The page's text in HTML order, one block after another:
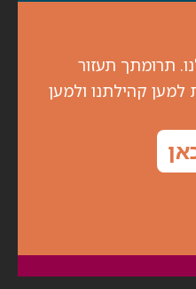
תרומתך תעזור
למען קהילתנו ולמען